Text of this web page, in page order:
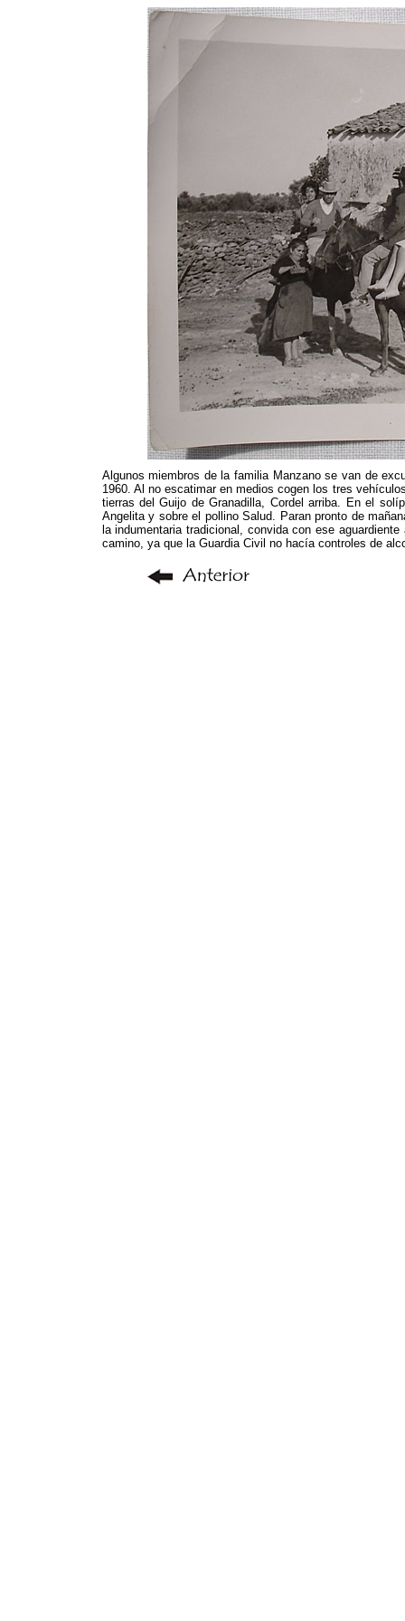
Algunos miembros de la familia Manzano se van de
1960. Al no escatimar en medios cogen los tres
tierras del Guijo de Granadilla, Cordel arriba. En el
Angelita y sobre el pollino Salud. Paran pronto de
la indumentaria tradicional, convida con ese
camino, ya que la Guardia Civil no hacía controles de